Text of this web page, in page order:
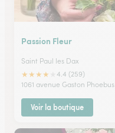
Passion Fleur
Saint Paul les Dax
★★★★
4.4 (259)
1061 avenue Gaston Phoebus
Voir la boutique